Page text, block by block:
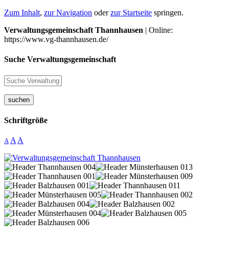
Zum Inhalt, zur Navigation oderzur Startseite springen.
Verwaltungsgemeinschaft Thannhausen | Online:
https://www.vg-thannhausen.de/
Suche Verwaltungsgemeinschaft
suchen
Schriftgröße
A A A